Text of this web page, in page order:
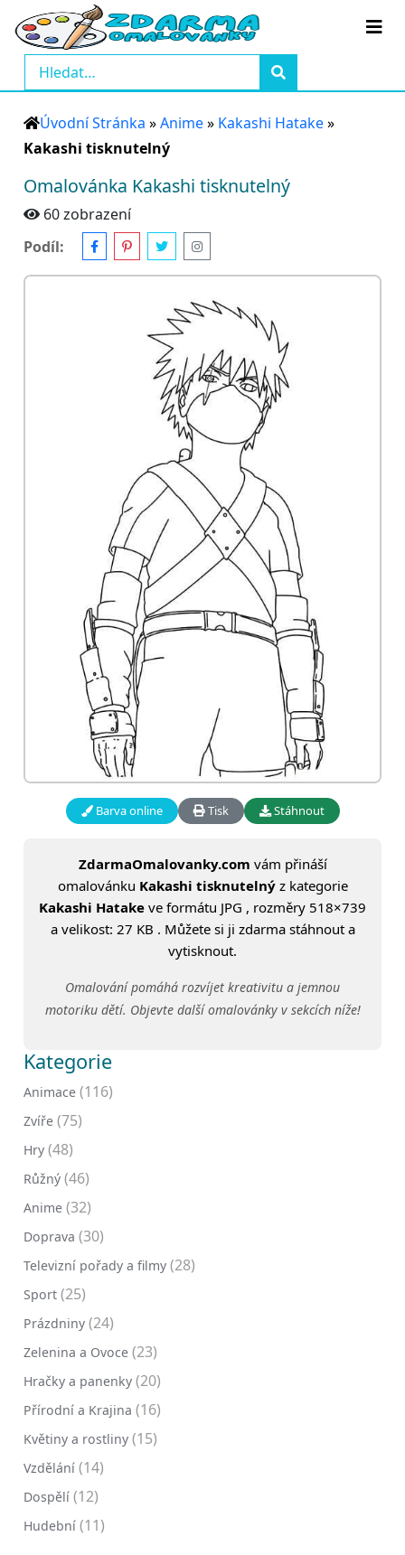
Úvodní Stránka »Anime» Kakashi Hatake»
Kakashi tisknutelný
Omalovánka Kakashi tisknutelný
60 zobrazení
Podíl:
Barva online Tisk Stáhnout
ZdarmaOmalovanky.com vám přináší
omalovánku Kakashi tisknutelnýz kategorie
Kakashi Hatake ve formátu JPG , rozměry 518×739
a velikost: 27 KB . Můžete si ji zdarma stáhnout a
vytisknout.
Omalování pomáhá rozvíjet kreativitu a jemnou
motoriku dětí. Objevte další omalovánky v sekcích níže!
Kategorie
Animace (116)
Zvíře (75)
Hry (48)
Růžný (46)
Anime (32)
Doprava (30)
Televizní pořady a filmy (28)
Sport (25)
Prázdniny (24)
Zelenina a Ovoce (23)
Hračky a panenky (20)
Přírodní a Krajina (16)
Květiny a rostliny (15)
Vzdělání (14)
Dospělí (12)
Hudební (11)